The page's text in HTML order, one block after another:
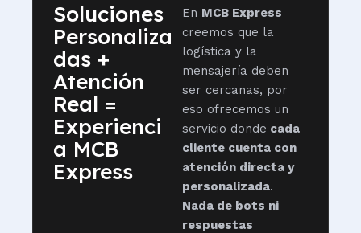
Soluciones
Personaliza
das +
Atención
Real =
Experienci
a MCB
Express
En MCB Express
creemos que la
logística y la
mensajería deben
ser cercanas, por
eso ofrecemos un
servicio donde cada
cliente cuenta con
atención directa y
personalizada.
Nada de bots ni
respuestas